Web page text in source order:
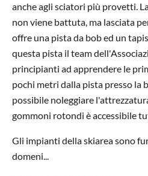
anche agli sciatori più provetti.
non viene battuta, ma lasciata
offre una pista da bob ed un
questa pista il team
principianti ad apprendere le
pochi metri dalla pista presso la
possibile noleggiare
gommoni rotondi è accessibile
Gli impianti della skiarea sono
domeni...